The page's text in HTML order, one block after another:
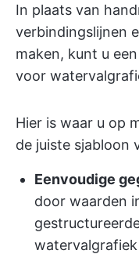
In plaats van
verbindingslijnen
maken, kunt u
voor
Hier is waar u op
de juiste sjabloon
Eenvoudige
door waarden